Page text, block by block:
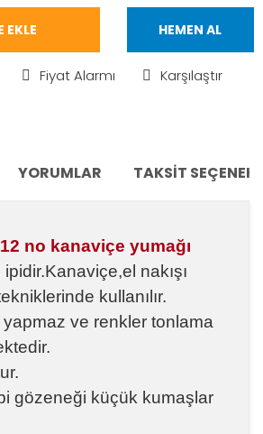
EKLE HEMEN AL
Fiyat Alarmı Karşılaştır
YORUMLAR TAKSIT
no kanaviçe yumağı
nakışı
kullanılır.
yapmaz ve renkler tonlama
gözeneği küçük kumaşlar